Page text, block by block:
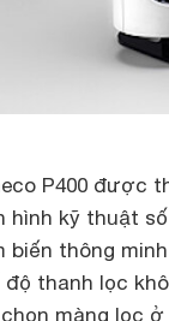
P400 được
hình kỹ thuật
biến thông
độ thanh lọc
màng lọc